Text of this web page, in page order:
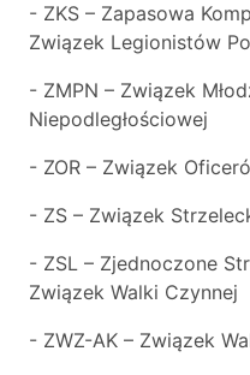
- ZKS – Zapasowa
Związek Legionistów
- ZMPN – Związek
Niepodległościowej
- ZOR – Związek
- ZS – Związek
- ZSL – Zjednoczone
Związek Walki Czynnej
- ZWZ-AK – Związek